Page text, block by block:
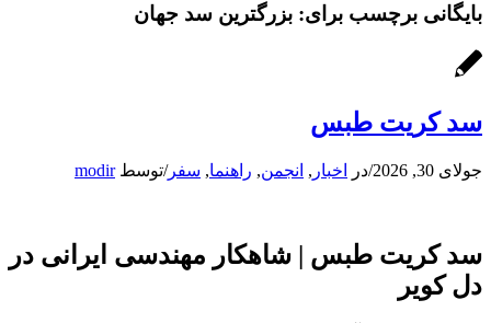
بایگانی برچسب برای: بزرگترین سد جهان
سد کریت طبس
جولای 30, 2026 /در اخبار , انجمن, راهنما, سفر/توسطmodir
سد کریت طبس | شاهکار مهندسی ایرانی در
دل کویر